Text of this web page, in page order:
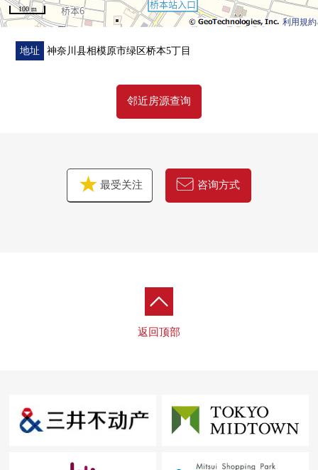
利用規約
100 m
地址 神奈川县相模原市绿区桥本5丁目
邻近房源查询
最受关注 咨询方式
返回顶部